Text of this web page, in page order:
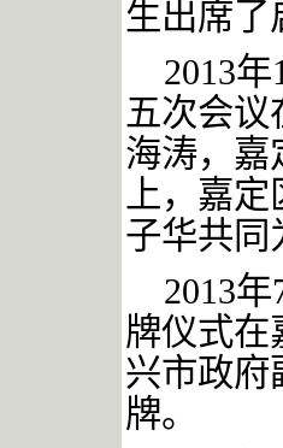
生出席了
2013
五次会议
海涛，嘉
上，嘉定
子华共同
2013
牌仪式在
兴市政府
牌。